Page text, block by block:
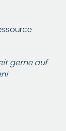
gerne auf